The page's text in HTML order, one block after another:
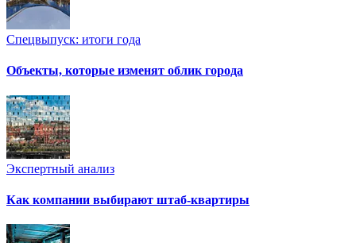
Спецвыпуск: итоги года
Объекты, которые изменят облик города
Экспертный анализ
Как компании выбирают штаб-квартиры